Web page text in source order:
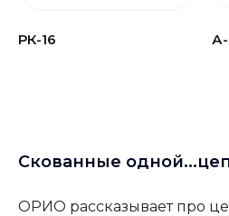
РК-16
Скованные
ОРИО рассказывает про